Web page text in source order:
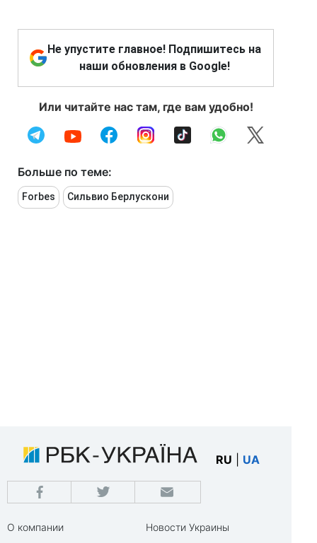
Не упустите главное! Подпишитесь на
наши обновления в Google!
Или читайте нас там, где вам удобно!
Больше по теме:
Forbes Сильвио Берлускони
RU UA
О компании
Новости Украины